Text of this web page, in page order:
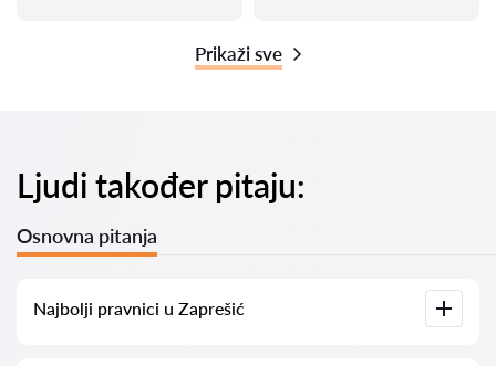
Prikaži sve
Ljudi također pitaju:
Osnovna pitanja
Najbolji pravnici u Zaprešić